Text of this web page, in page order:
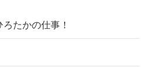
たかの仕事！